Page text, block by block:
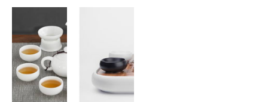
瓷與鑲金皓
月茶具的藝
術魅力
析與免費下
載指南